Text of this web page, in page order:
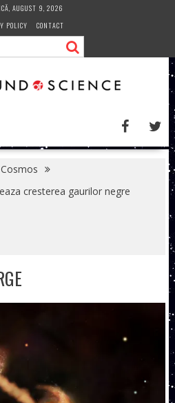
AUGUST 9, 2026
POLICY
CONTACT
Cosmos
cresterea gaurilor negre